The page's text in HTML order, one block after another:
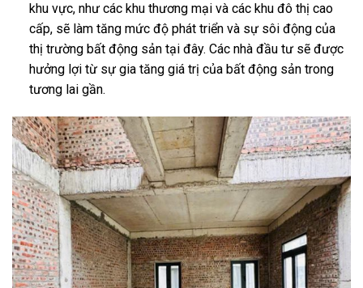
khu vực, như các khu thương mại và các khu đô thị cao
cấp, sẽ làm tăng mức độ phát triển và sự sôi động của
thị trường bất động sản tại đây. Các nhà đầu tư sẽ được
hưởng lợi từ sự gia tăng giá trị của bất động sản trong
tương lai gần.